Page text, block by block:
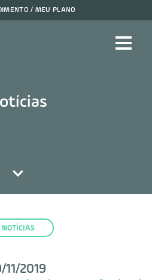
/ MEU PLANO
NOTÍCIAS
11/2019